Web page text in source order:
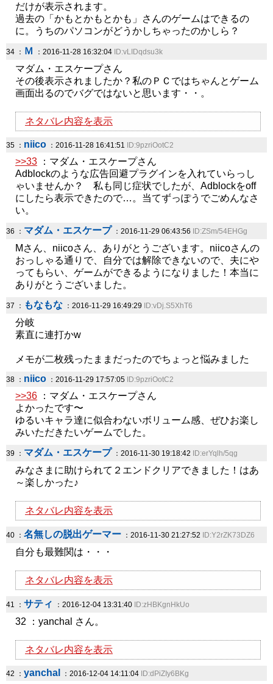
だけが表示されます。
過去の「かもとかもとかも」さんのゲームはできるの
に。うちのパソコンがどうかしちゃったのかしら？
34 ： Ｍ ：2016-11-28 16:32:04 ID:vLIDqdsu3k
マダム・エスケープさん
その後表示されましたか？私のＰＣではちゃんとゲーム
画面出るのでバグではないと思います・・。
ネタバレ内容を表示
35 ： niico ：2016-11-28 16:41:51 ID:9pzriOotC2
>>33 ：マダム・エスケープさん
Adblockのような広告回避プラグインを入れていらっし
ゃいませんか？ 私も同じ症状でしたが、Adblockをoff
にしたら表示できたので…。当てずっぽうでごめんなさ
い。
36 ： マダム・エスケープ ：2016-11-29 06:43:56 ID:ZSm/54EHGg
Mさん、niicoさん、ありがとうございます。niicoさんの
おっしゃる通りで、自分では解除できないので、夫にや
ってもらい、ゲームができるようになりました！本当に
ありがとうございました。
37 ： もなもな ：2016-11-29 16:49:29 ID:vDj.S5XhT6
分岐
素直に連打かw
メモが二枚残ったままだったのでちょっと悩みました
38 ： niico ：2016-11-29 17:57:05 ID:9pzriOotC2
>>36 ：マダム・エスケープさん
よかったです〜
ゆるいキャラ達に似合わないボリューム感、ぜひお楽し
みいただきたいゲームでした。
39 ： マダム・エスケープ ：2016-11-30 19:18:42 ID:erYqlh/5qg
みなさまに助けられて２エンドクリアできました！はあ
～楽しかった♪
ネタバレ内容を表示
40 ： 名無しの脱出ゲーマー ：2016-11-30 21:27:52 ID:Y2rZK73DZ6
自分も最難関は・・・
ネタバレ内容を表示
41 ： サティ ：2016-12-04 13:31:40 ID:zHBKgnHkUo
32 ：yanchal さん。
ネタバレ内容を表示
42 ： yanchal ：2016-12-04 14:11:04 ID:dPiZIy6BKg